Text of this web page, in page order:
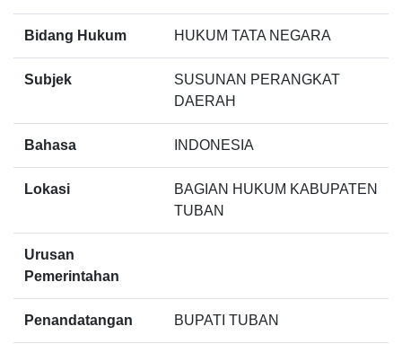
Bidang Hukum HUKUM TATA NEGARA
Subjek
SUSUNAN PERANGKAT
DAERAH
Bahasa INDONESIA
Lokasi
BAGIAN HUKUM KABUPATEN
TUBAN
Urusan
Pemerintahan
Penandatangan BUPATI TUBAN